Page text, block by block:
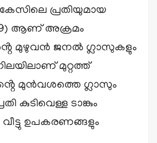
പ്രതിയുമായ
ആണ് അക്രമം
മുഴുവൻ ജനൽ ഗ്ലാസുകളും
മുറ്റത്ത്
മുൻവശത്തെ ഗ്ലാസും
കുടിവെള്ള ടാങ്കും
വീട്ടു ഉപകരണങ്ങളും